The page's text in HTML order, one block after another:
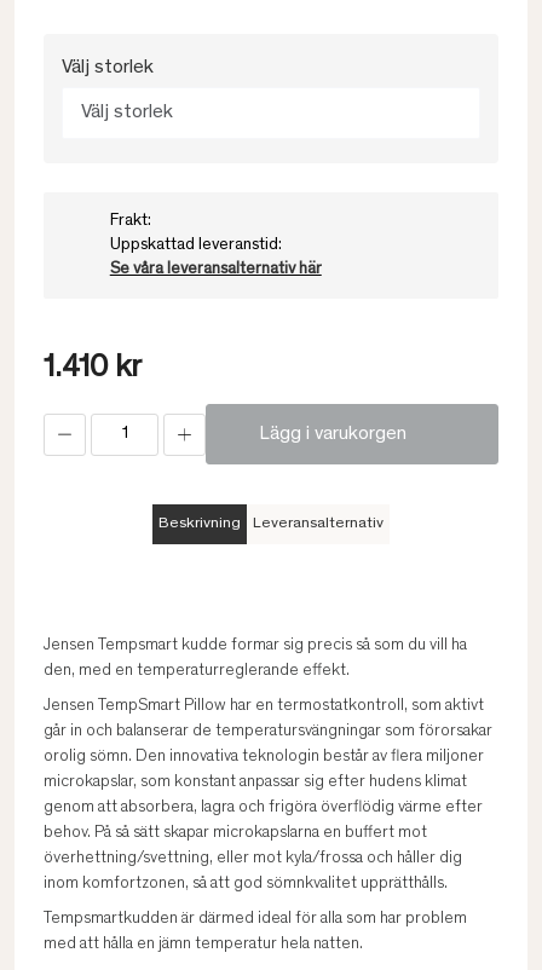
Välj storlek
Välj storlek
Frakt:
Uppskattad leveranstid:
Se våra leveransalternativ här
1.410 kr
Lägg i varukorgen
Beskrivning Leveransalternativ
Jensen Tempsmart kudde formar sig precis så som du vill ha
den, med en temperaturreglerande effekt.
Jensen TempSmart Pillow har en termostatkontroll, som aktivt
går in och balanserar de temperatursvängningar som förorsakar
orolig sömn. Den innovativa teknologin består av flera miljoner
microkapslar, som konstant anpassar sig efter hudens klimat
genom att absorbera, lagra och frigöra överflödig värme efter
behov. På så sätt skapar microkapslarna en buffert mot
överhettning/svettning, eller mot kyla/frossa och håller dig
inom komfortzonen, så att god sömnkvalitet upprätthålls.
Tempsmartkudden är därmed ideal för alla som har problem
med att hålla en jämn temperatur hela natten.